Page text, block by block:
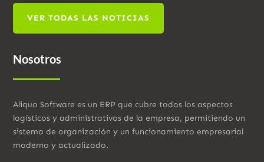
VER TODAS LAS NOTICIAS
Nosotros
Aliquo Software es un ERP que cubre todos los aspectos
logísticos y administrativos de la empresa, permitiendo un
sistema de organización y un funcionamiento empresarial
moderno y actualizado.